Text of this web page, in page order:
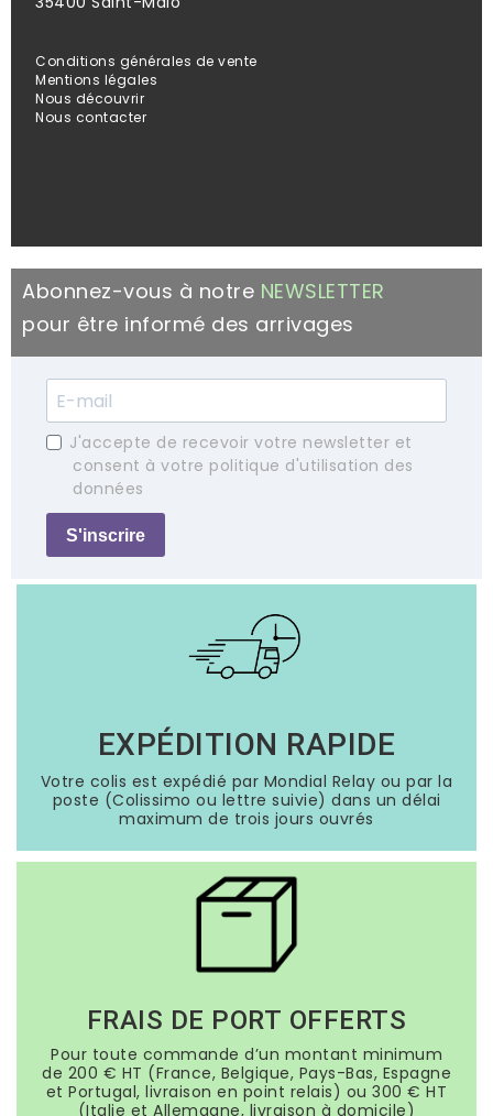
Conditions générales de vente
Mentions légales
Nous découvrir
Nous contacter
Abonnez-vous à notre NEWSLETTER
pour être informé des arrivages
J'accepte de recevoir votre newsletter et
consent à votre politique d'utilisation des
données
S'inscrire
EXPÉDITION RAPIDE
Votre colis est expédié par Mondial Relay ou par la
poste (Colissimo ou lettre suivie) dans un délai
maximum de trois jours ouvrés
FRAIS DE PORT OFFERTS
Pour toute commande d’un montant minimum
de 200 € HT (France, Belgique, Pays-Bas, Espagne
et Portugal, livraison en point relais) ou 300 € HT
(Italie et Allemagne, livraison à domicile)